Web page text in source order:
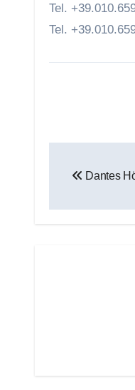
Tel.
Tel.
Dantes